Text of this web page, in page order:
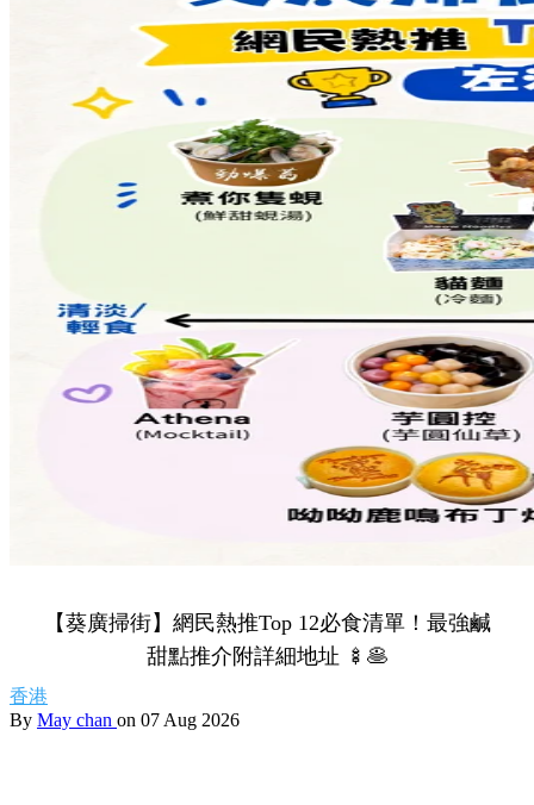
【葵廣掃街】網民熱推Top 12必食清單！最強鹹
甜點推介附詳細地址 🍢🥞
香港
By May chan on 07 Aug 2026